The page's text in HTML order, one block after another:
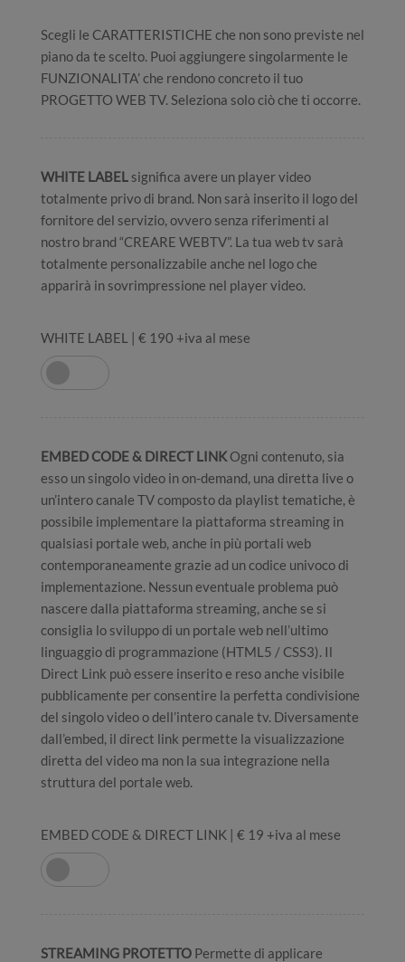
Scegli le CARATTERISTICHE che non sono previste nel
piano da te scelto. Puoi aggiungere singolarmente le
FUNZIONALITA’ che rendono concreto il tuo
PROGETTO WEB TV. Seleziona solo ciò che ti occorre.
WHITE LABEL significa avere un player video
totalmente privo di brand. Non sarà inserito il logo del
fornitore del servizio, ovvero senza riferimenti al
nostro brand “CREARE WEBTV”. La tua web tv sarà
totalmente personalizzabile anche nel logo che
apparirà in sovrimpressione nel player video.
WHITE LABEL | € 190 +iva al mese
EMBED CODE & DIRECT LINK Ogni contenuto, sia
esso un singolo video in on-demand, una diretta live o
un’intero canale TV composto da playlist tematiche, è
possibile implementare la piattaforma streaming in
qualsiasi portale web, anche in più portali web
contemporaneamente grazie ad un codice univoco di
implementazione. Nessun eventuale problema può
nascere dalla piattaforma streaming, anche se si
consiglia lo sviluppo di un portale web nell’ultimo
linguaggio di programmazione (HTML5 / CSS3). Il
Direct Link può essere inserito e reso anche visibile
pubblicamente per consentire la perfetta condivisione
del singolo video o dell’intero canale tv. Diversamente
dall’embed, il direct link permette la visualizzazione
diretta del video ma non la sua integrazione nella
struttura del portale web.
EMBED CODE & DIRECT LINK | € 19 +iva al mese
STREAMING PROTETTO Permette di applicare